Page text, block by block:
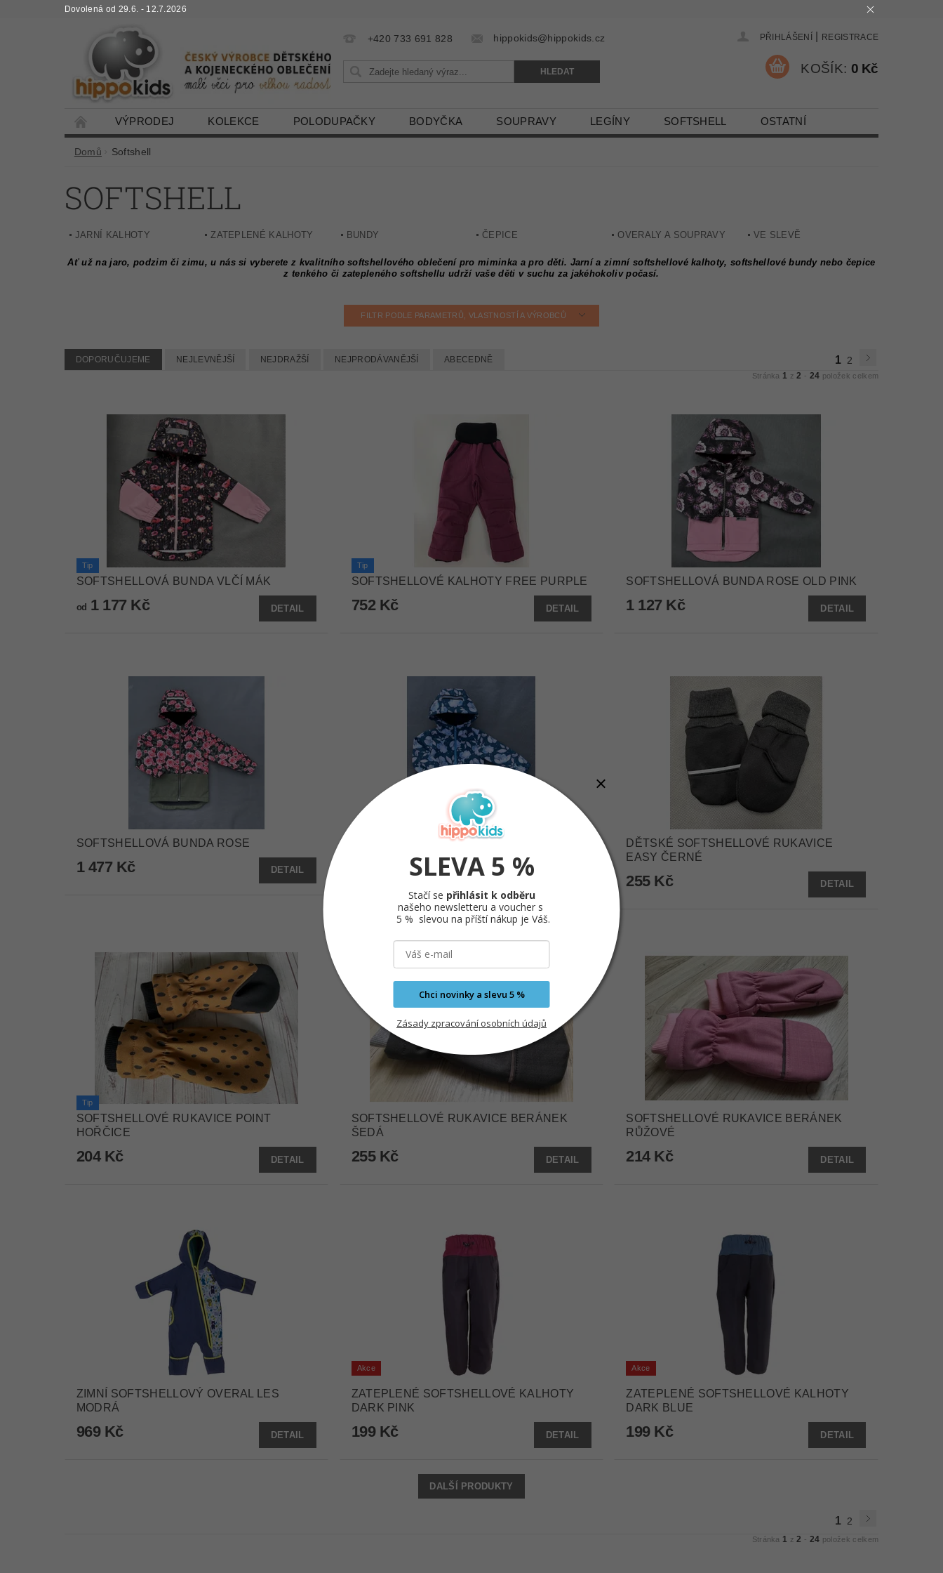
Dovolená od 29.6. - 12.7.2026
+420 733 691 828 hippokids@hippokids.cz PŘIHLÁŠENÍ REGISTRACE
KOŠÍK: 0 Kč
VÝPRODEJ KOLEKCE POLODUPAČKY BODYČKA SOUPRAVY LEGÍNY SOFTSHELL OSTATNÍ
Domů Softshell
SOFTSHELL
JARNÍ KALHOTY ZATEPLENÉ KALHOTY BUNDY ČEPICE OVERALY A SOUPRAVY VE SLEVĚ
Ať už na jaro, podzim či zimu, u nás si vyberete z kvalitního softshellového oblečení pro miminka a pro děti. Jarní a zimní softshellové kalhoty, softshellové bundy nebo čepice
z tenkého či zatepleného softshellu udrží vaše děti v suchu za jakéhokoliv počasí.
FILTR PODLE PARAMETRŮ, VLASTNOSTÍ A VÝROBCŮ
DOPORUČUJEME NEJLEVNĚJŠÍ NEJDRAŽŠÍ NEJPRODÁVANĚJŠÍ ABECEDNĚ 1 2
Stránka 1 z2 - 24 položek celkem
Tip
SOFTSHELLOVÁ BUNDA VLČÍ MÁK
od 1 177 Kč DETAIL
Tip
SOFTSHELLOVÉ KALHOTY FREE PURPLE
752 Kč DETAIL
SOFTSHELLOVÁ BUNDA ROSE OLD PINK
1 127 Kč DETAIL
SOFTSHELLOVÁ BUNDA ROSE
1 477 Kč DETAIL
SOFTSHELLOVÁ BUNDA BLUE
1 127 Kč
DĚTSKÉ SOFTSHELLOVÉ RUKAVICE
EASY ČERNÉ
255 Kč DETAIL
Tip
SOFTSHELLOVÉ RUKAVICE POINT
HOŘČICE
204 Kč DETAIL
SOFTSHELLOVÉ RUKAVICE BERÁNEK
ŠEDÁ
255 Kč DETAIL
SOFTSHELLOVÉ RUKAVICE BERÁNEK
RŮŽOVÉ
214 Kč DETAIL
ZIMNÍ SOFTSHELLOVÝ OVERAL LES
MODRÁ
969 Kč DETAIL
Akce
ZATEPLENÉ SOFTSHELLOVÉ KALHOTY
DARK PINK
199 Kč DETAIL
Akce
ZATEPLENÉ SOFTSHELLOVÉ KALHOTY
DARK BLUE
199 Kč DETAIL
DALŠÍ PRODUKTY
1 2
Stránka 1 z2 - 24 položek celkem
SLEVA 5 %
Stačí se přihlásit k odběru
našeho newsletteru a voucher s
5 % slevou na příští nákup je Váš.
Chci novinky a slevu 5 %
Zásady zpracování osobních údajů